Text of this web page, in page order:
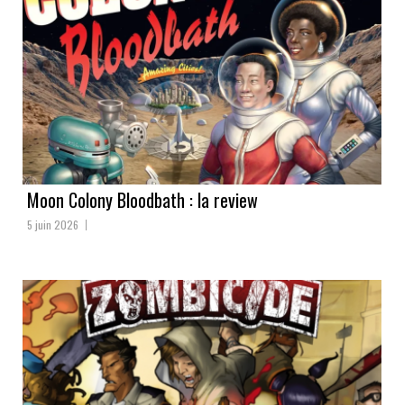
Moon Colony Bloodbath : la review
5 juin 2026